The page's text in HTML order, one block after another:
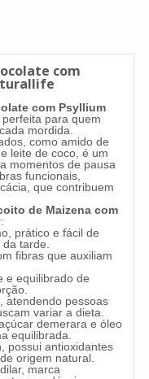
com
com Psyllium
para quem
mordida.
como amido de
leite de coco, é um
momentos de pausa
funcionais,
que contribuem
de Maizena com
prático e fácil de
tarde.
fibras que auxiliam
e equilibrado de
atendendo pessoas
variar a dieta.
demerara e óleo
equilibrada.
possui antioxidantes
origem natural.
marca